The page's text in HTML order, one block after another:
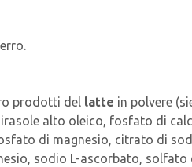
prodotti del latte in polvere
alto oleico, fosfato di
di magnesio, citrato di
sodio L-ascorbato, solfato